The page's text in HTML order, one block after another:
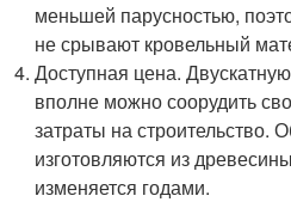
меньшей парусностью,
не срывают кровельный
Доступная цена.
вполне можно соорудить
затраты на строительство.
изготовляются из
изменяется годами.